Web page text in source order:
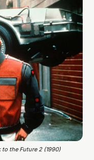
to the Future 2 (1990)